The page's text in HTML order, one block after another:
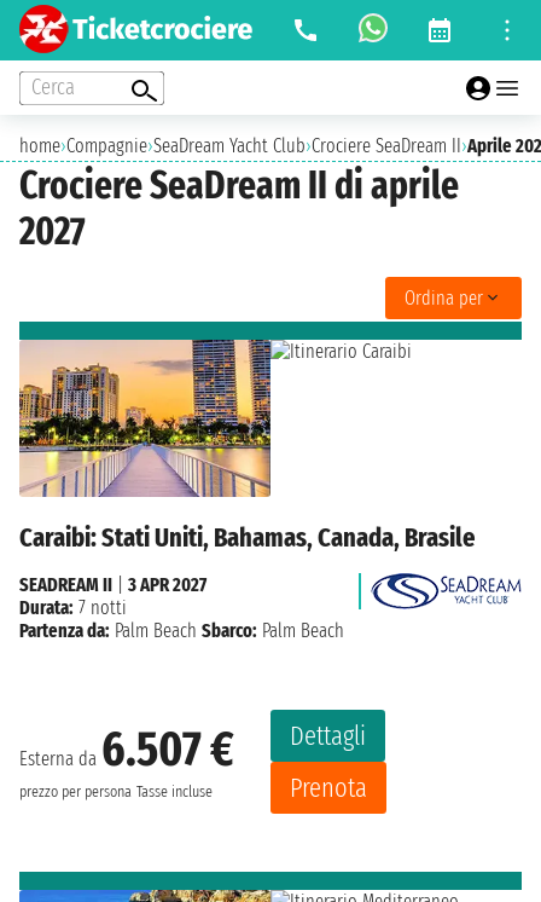
Cerca
home›Compagnie›SeaDream Yacht Club›Crociere SeaDream II›Aprile
Crociere SeaDream II di aprile
2027
Ordina per
Caraibi: Stati Uniti, Bahamas, Canada, Brasile
Esterna da 6.507 €
prezzo per persona Tasse incluse
Dettagli
Prenota
SEADREAM II
3 APR 2027
Durata: 7 notti
Partenza da: Palm Beach Sbarco: Palm Beach